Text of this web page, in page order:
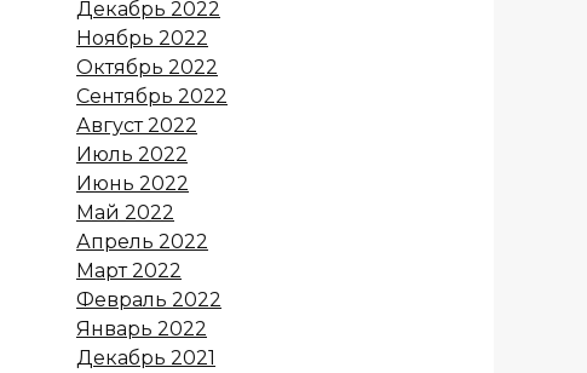
Декабрь 2022
Ноябрь 2022
Октябрь 2022
Сентябрь 2022
Август 2022
Июль 2022
Июнь 2022
Май 2022
Апрель 2022
Март 2022
Февраль 2022
Январь 2022
Декабрь 2021